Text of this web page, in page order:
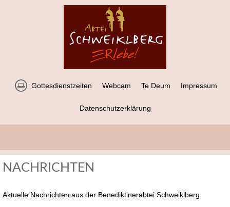
Gottesdienstzeiten Webcam Te Deum Impressum
Datenschutzerklärung
NACHRICHTEN
Aktuelle Nachrichten aus der Benediktinerabtei Schweiklberg